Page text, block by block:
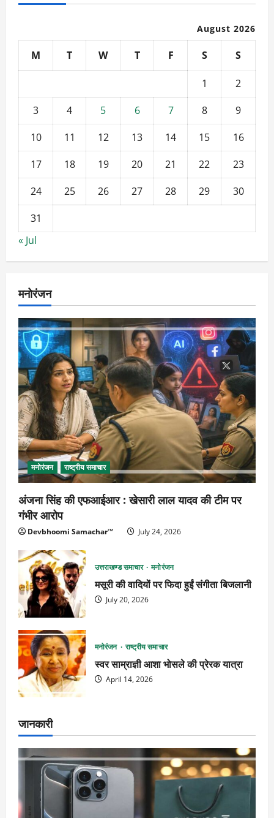
August 2026
M T W T F S S
1
2
3
4 5 6 7 8
9
10
11 12 13 14 15
16
17
18 19 20 21 22
23
24
25 26 27 28 29
30
31
« Jul
मनोरंजन
मनोरंजन राष्ट्रीय समाचार
अंजना सिंह की एफआईआर : खेसारी लाल यादव की टीम पर
गंभीर आरोप
Devbhoomi Samachar™ July 24, 2026
उत्तराखण्ड समाचार मनोरंजन
मसूरी की वादियों पर फिदा हुईं संगीता बिजलानी
July 20, 2026
मनोरंजन राष्ट्रीय समाचार
स्वर साम्राज्ञी आशा भोसले की प्रेरक यात्रा
April 14, 2026
जानकारी